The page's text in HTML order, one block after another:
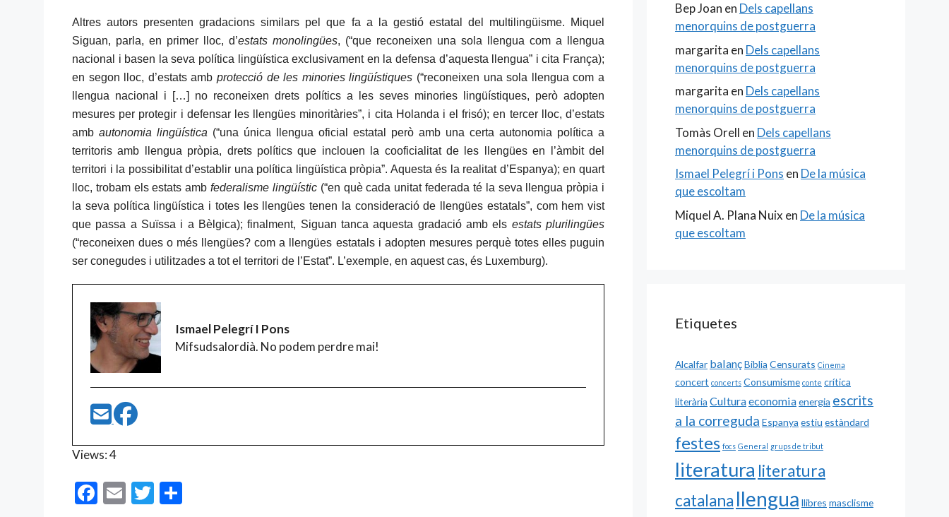
Altres autors presenten gradacions similars pel que fa a la gestió estatal del multilingüisme. Miquel
Siguan, parla, en primer lloc, d’estats monolingües, (“que reconeixen una sola llengua com a llengua
nacional i basen la seva política lingüística exclusivament en la defensa d’aquesta llengua” i cita França);
en segon lloc, d’estats amb protecció de les minories lingüístiques (“reconeixen una sola llengua com a
llengua nacional i […] no reconeixen drets polítics a les seves minories lingüístiques, però adopten
mesures per protegir i defensar les llengües minoritàries”, i cita Holanda i el frisó); en tercer lloc, d’estats
amb autonomia lingüística (“una única llengua oficial estatal però amb una certa autonomia política a
territoris amb llengua pròpia, drets polítics que inclouen la cooficialitat de les llengües en l’àmbit del
territori i la possibilitat d’establir una política lingüística pròpia”. Aquesta és la realitat d’Espanya); en quart
lloc, trobam els estats ambfederalisme lingüístic(“en què cada unitat federada té la seva llengua pròpia i
la seva política lingüística i totes les llengües tenen la consideració de llengües estatals”, com hem vist
que passa a Suïssa i a Bèlgica); finalment, Siguan tanca aquesta gradació amb els estats plurilingües
(“reconeixen dues o més llengües? com a llengües estatals i adopten mesures perquè totes elles puguin
ser conegudes i utilitzades a tot el territori de l’Estat”. L’exemple, en aquest cas, és Luxemburg).
Ismael Pelegrí I Pons
Mifsudsalordià. No podem perdre mai!
Views: 4
F
E
T
Bep Joan en Dels capellans
menorquins de postguerra
margarita en Dels capellans
menorquins de postguerra
margarita en Dels capellans
menorquins de postguerra
Tomàs Orell en Dels capellans
menorquins de postguerra
Ismael Pelegrí i Pons en De la música
que escoltam
Miquel A. Plana Nuix en De la música
que escoltam
Etiquetes
Alcalfar balançBiblia Censurats Cinema
concert concerts Consumisme conte crítica
literària Culturaeconomiaenergia escrits
a la correguda Espanya estiu estàndard
festes focs General grups de tribut
literatura literatura
catalana llengua llibres masclisme